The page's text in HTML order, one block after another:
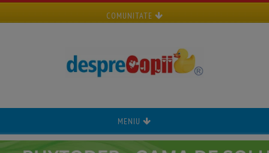
COMUNITATE
MENIU